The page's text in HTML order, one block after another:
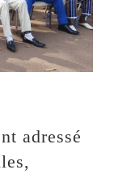
adressé